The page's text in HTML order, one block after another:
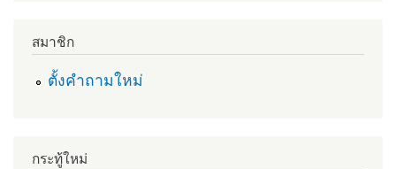
สมาชิก
ตั้งคำถามใหม่
กระทู้ใหม่